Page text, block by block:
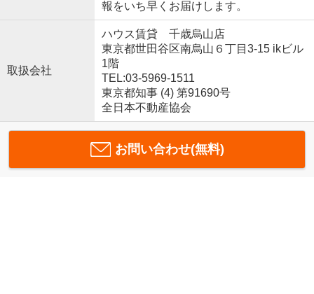
報をいち早くお届けします。
取扱会社
ハウス賃貸 千歳烏山店
東京都世田谷区南烏山６丁目3-15 ikビル
1階
TEL:03-5969-1511
東京都知事 (4) 第91690号
全日本不動産協会
お問い合わせ(無料)